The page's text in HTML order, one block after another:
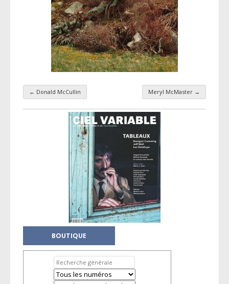
Navigation par taxonomie
← Donald McCullin Meryl McMaster →
BOUTIQUE